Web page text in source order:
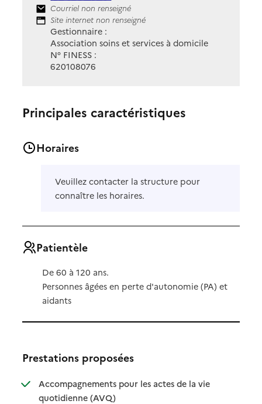
Contact
Courriel non renseigné
Site Internet
Site internet non renseigné
Gestionnaire :
Association soins et services à domicile
N° FINESS :
620108076
Principales caractéristiques
Horaires
Veuillez contacter la structure pour
connaître les horaires.
Patientèle
De 60 à 120 ans.
Personnes âgées en perte d'autonomie (PA) et
aidants
Prestations proposées
Accompagnements pour les actes de la vie
quotidienne (AVQ): disponible
: non disponible